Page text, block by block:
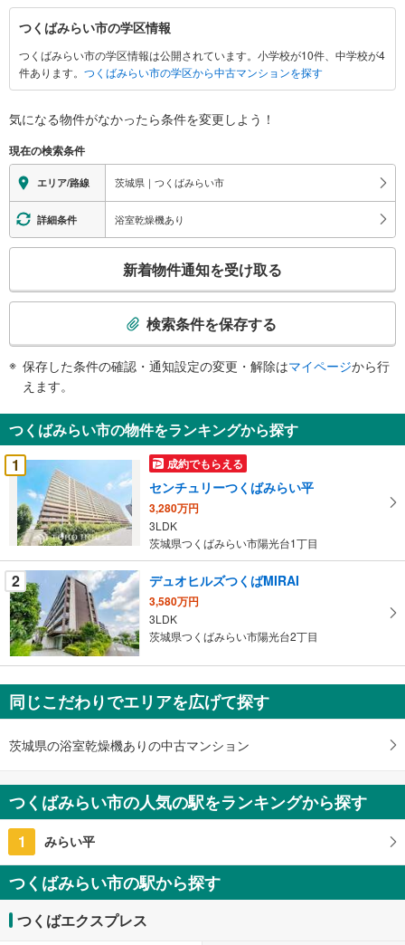
く
ば
み
い
に
関
す
る
情
つくばみらい市の学区情報
つくばみらい市の学区情報は公開されています。小学校が10件、中学校が4
件あります。 つくばみらい市の学区から中古マンションを探す
気になる物件がなかったら条件を変更しよう！
現在の検索条件
エリア/路線 茨城県｜つくばみらい市
詳細条件 浴室乾燥機あり
検
知
を
受
け
取
る
・
件
を
マ
イ
ペ
ジ
に
存
る
新着物件通知を受け取る
検索条件を保存する
保存した条件の確認・通知設定の変更・解除はマイページから行
えます。
つくばみらい市の物件をランキングから探す
1
成約でもらえる
センチュリーつくばみらい平
3,280万円
3LDK
茨城県つくばみらい市陽光台1丁目
2 デュオヒルズつくばMIRAI
3,580万円
3LDK
茨城県つくばみらい市陽光台2丁目
同じこだわりでエリアを広げて探す
茨城県の浴室乾燥機ありの中古マンション
つくばみらい市の人気の駅をランキングから探す
1 みらい平
つくばみらい市の駅から探す
つくばエクスプレス